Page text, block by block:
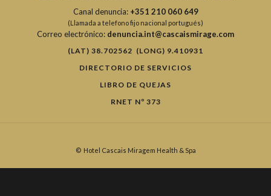
Canal denuncia: +351 210 060 649
(Llamada a telefono fijo nacional portugués)
Correo electrónico: denuncia.int@cascaismirage.com
(LAT) 38.702562 (LONG) 9.410931
DIRECTORIO DE SERVICIOS
LIBRO DE QUEJAS
RNET Nº 373
© Hotel Cascais Miragem Health & Spa